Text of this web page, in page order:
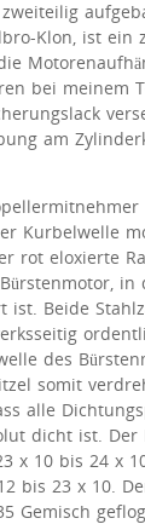
Klon, ist ein
bei meinem
am
Kurbelwelle
rot eloxierte
in
ist. Beide
des
somit
alle
dicht ist. Der
x 10 bis 24 x
bis 23 x 10.
Gemisch